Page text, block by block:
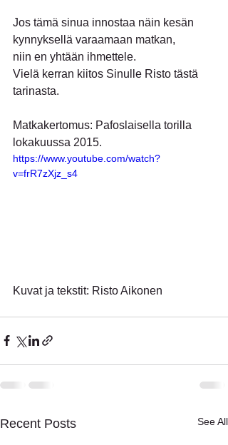
Jos tämä sinua innostaa näin kesän
kynnyksellä varaamaan matkan,
niin en yhtään ihmettele.
Vielä kerran kiitos Sinulle Risto tästä
tarinasta.
Matkakertomus: Pafoslaisella torilla
lokakuussa 2015.
https://www.youtube.com/watch?
v=frR7zXjz_s4
Kuvat ja tekstit: Risto Aikonen
Recent Posts See All